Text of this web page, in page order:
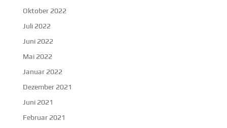
Oktober 2022
Juli 2022
Juni 2022
Mai 2022
Januar 2022
Dezember 2021
Juni 2021
Februar 2021